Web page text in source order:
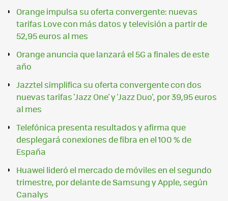
Orange impulsa su oferta convergente: nuevas
tarifas Love con más datos y televisión a partir de
52,95 euros al mes
Orange anuncia que lanzará el 5G a finales de este
año
Jazztel simplifica su oferta convergente con dos
nuevas tarifas 'Jazz One' y 'Jazz Duo', por 39,95 euros
al mes
Telefónica presenta resultados y afirma que
desplegará conexiones de fibra en el 100 % de
España
Huawei lideró el mercado de móviles en el segundo
trimestre, por delante de Samsung y Apple, según
Canalys